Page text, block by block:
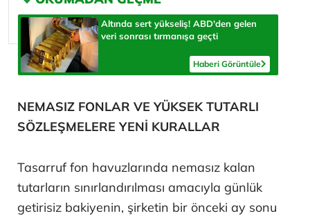
Altında sert yükseliş! ABD'den gelen
veri sonrası tırmanışa geçti
Haberi Görüntüle
NEMASIZ FONLAR VE YÜKSEK TUTARLI
SÖZLEŞMELERE YENİ KURALLAR
Tasarruf fon havuzlarında nemasız kalan
tutarların sınırlandırılması amacıyla günlük
getirisiz bakiyenin, şirketin bir önceki ay sonu